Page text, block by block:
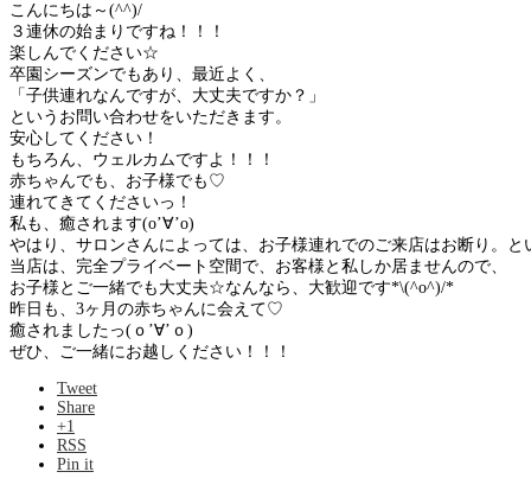
こんにちは～(^^)/
３連休の始まりですね！！！
楽しんでください☆
卒園シーズンでもあり、最近よく、
「子供連れなんですが、大丈夫ですか？」
というお問い合わせをいただきます。
安心してください！
もちろん、ウェルカムですよ！！！
赤ちゃんでも、お子様でも♡
連れてきてくださいっ！
私も、癒されます(o’∀’o)
やはり、サロンさんによっては、お子様連れでのご来店はお断り。と
当店は、完全プライベート空間で、お客様と私しか居ませんので、
お子様とご一緒でも大丈夫☆なんなら、大歓迎です*\(^o^)/*
昨日も、3ヶ月の赤ちゃんに会えて♡
癒されましたっ(ｏ’∀’ｏ)
ぜひ、ご一緒にお越しください！！！
Tweet
Share
+1
RSS
Pin it